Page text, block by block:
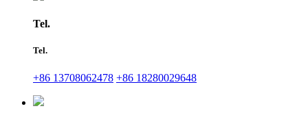
Tel.
Tel.
+86 13708062478 +86 18280029648